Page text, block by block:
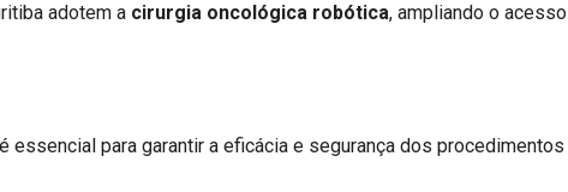
adotem a cirurgia oncológica robótica, ampliando o acesso
essencial para garantir a eficácia e segurança dos procedimentos